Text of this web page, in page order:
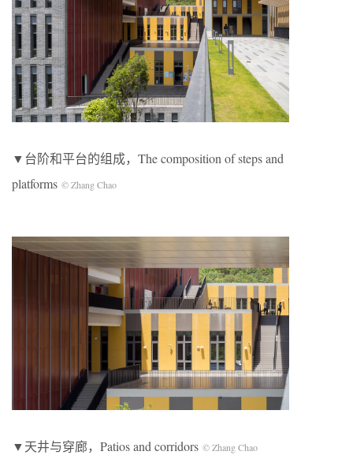
▼台阶和平台的组成，The composition of steps and
platforms © Zhang Chao
▼天井与穿廊，Patios and corridors © Zhang Chao